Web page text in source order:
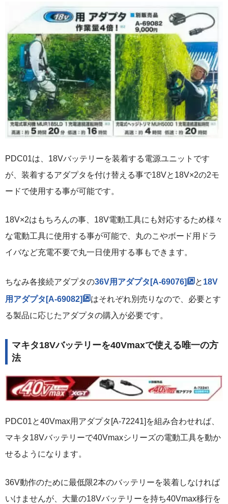
PDC01は、18Vバッテリーを装着する電源ユニットです
が、装着するアダプタを付け替える事で18Vと18V×2の2モ
ードで使用する事が可能です。
18V×2はもちろんの事、18V電動工具にも対応するため様々
な電動工具に使用する事が可能で、丸のこやボード用ドラ
イバなど充電不要で丸一日使用する事もできます。
ちなみ各接続アダプタの36V用アダプタ[A-69076] と 18V
用アダプタ[A-69082]
はそれぞれ別売りなので、必要とす
る製品に応じたアダプタの購入が必要です。
マキタ18Vバッテリーを40Vmaxで使える唯一の方
法
PDC01と40Vmax用アダプタ[A-72241]を組み合わせれば、
マキタ18Vバッテリーで40Vmaxシリーズの電動工具を動か
せるようになります。
36V動作のために最低限2本のバッテリーを装着しなければ
いけませんが、大量の18Vバッテリーを持ち40Vmax移行を